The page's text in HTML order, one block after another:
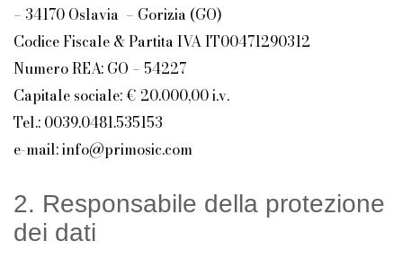
– 34170 Oslavia – Gorizia (GO)
Codice Fiscale & Partita IVA IT00471290312
Numero REA: GO – 54227
Capitale sociale: € 20.000,00 i.v.
Tel.: 0039.0481.535153
e-mail:info@primosic.com
2. Responsabile della protezione
dei dati